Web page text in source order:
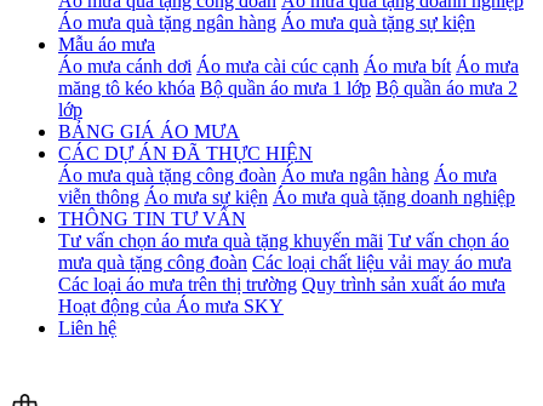
Áo mưa quà tặng ngân hàng Áo mưa quà tặng sự kiện
Mẫu áo mưa
Áo mưa cánh dơi Áo mưa cài cúc cạnh Áo mưa bít Áo mưa
măng tô kéo khóa Bộ quần áo mưa 1 lớp Bộ quần áo mưa 2
lớp
BẢNG GIÁ ÁO MƯA
CÁC DỰ ÁN ĐÃ THỰC HIỆN
Áo mưa quà tặng công đoàn Áo mưa ngân hàng Áo mưa
viễn thông Áo mưa sự kiện Áo mưa quà tặng doanh nghiệp
THÔNG TIN TƯ VẤN
Tư vấn chọn áo mưa quà tặng khuyến mãi Tư vấn chọn áo
mưa quà tặng công đoàn Các loại chất liệu vải may áo mưa
Các loại áo mưa trên thị trường Quy trình sản xuất áo mưa
Hoạt động của Áo mưa SKY
Liên hệ